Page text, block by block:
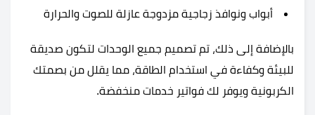
أبواب ونوافذ زجاجية مزدوجة عازلة للصوت والحرارة
بالإضافة إلى ذلك، تم تصميم جميع الوحدات لتكون صديقة
للبيئة وكفاءة في استخدام الطاقة، مما يقلل من بصمتك
الكربونية ويوفر لك فواتير خدمات منخفضة.